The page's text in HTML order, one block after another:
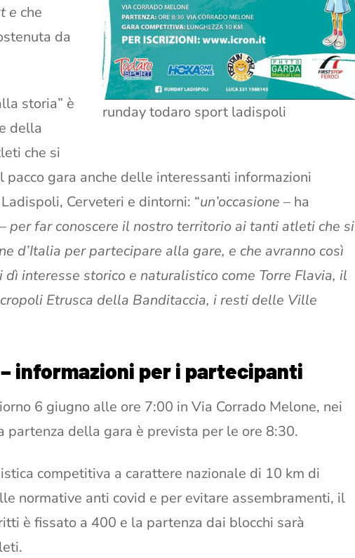
runday todaro sport ladispoli
e che
da
storia” è
della
che si
pacco gara anche delle interessanti informazioni
Cerveteri e dintorni: “un’occasione – ha
per far conoscere il nostro territorio ai tanti atleti che si
d’Italia per partecipare alla gare, e che avranno così
dì interesse storico e naturalistico come Torre Flavia, il
Etrusca della Banditaccia, i resti delle Ville
informazioni per i partecipanti
6 giugno alle ore 7:00 in Via Corrado Melone, nei
partenza della gara è prevista per le ore 8:30.
competitiva a carattere nazionale di 10 km di
normative anti covid e per evitare assembramenti, il
è fissato a 400 e la partenza dai blocchi sarà